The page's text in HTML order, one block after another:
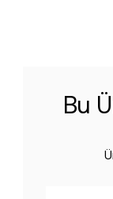
Bu